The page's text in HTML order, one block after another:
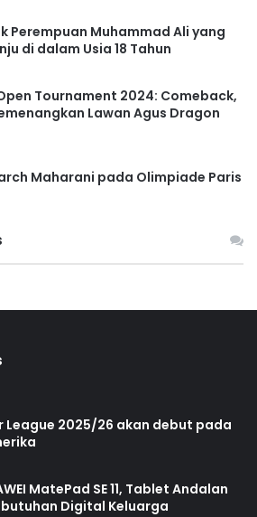
Perempuan Muhammad Ali yang
di dalam Usia 18 Tahun
Tournament 2024: Comeback,
Lawan Agus Dragon
Maharani pada Olimpiade Paris
League 2025/26 akan debut pada
MatePad SE 11, Tablet Andalan
Digital Keluarga